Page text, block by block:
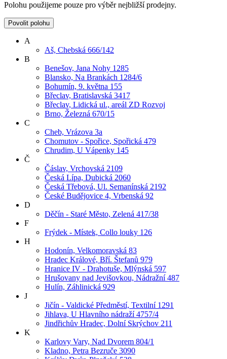
Polohu použijeme pouze pro výběr nejbližší prodejny.
Povolit polohu
A
Aš, Chebská 666/142
B
Benešov, Jana Nohy 1285
Blansko, Na Brankách 1284/6
Bohumín, 9. května 155
Břeclav, Bratislavská 3417
Břeclav, Lidická ul., areál ZD Rozvoj
Brno, Železná 670/15
C
Cheb, Vrázova 3a
Chomutov - Spořice, Spořická 479
Chrudim, U Vápenky 145
Č
Čáslav, Vrchovská 2109
Česká Lípa, Dubická 2060
Česká Třebová, Ul. Semanínská 2192
České Budějovice 4, Vrbenská 92
D
Děčín - Staré Město, Zelená 417/38
F
Frýdek - Místek, Collo louky 126
H
Hodonín, Velkomoravská 83
Hradec Králové, Bří. Štefanů 979
Hranice IV - Drahotuše, Mlýnská 597
Hrušovany nad Jevišovkou, Nádražní 487
Hulín, Záhlinická 929
J
Jičín - Valdické Předměstí, Textilní 1291
Jihlava, U Hlavního nádraží 4757/4
Jindřichův Hradec, Dolní Skrýchov 211
K
Karlovy Vary, Nad Dvorem 804/1
Kladno, Petra Bezruče 3090